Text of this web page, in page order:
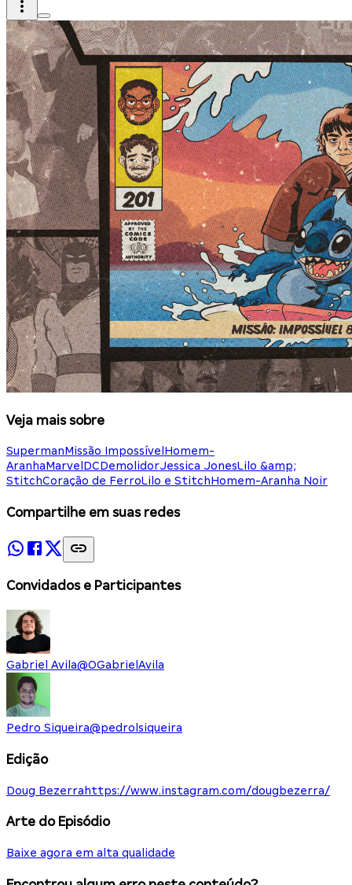
Veja mais sobre
SupermanMissão Impossível Homem-
AranhaMarvel DCDemolidorJessica JonesLilo &amp;
StitchCoração de FerroLilo e StitchHomem-Aranha Noir
Compartilhe em suas redes
Convidados e Participantes
Gabriel Avila@OGabrielAvila
Pedro Siqueira@pedrolsiqueira
Edição
Doug Bezerra https://www.instagram.com/dougbezerra/
Arte do Episódio
Baixe agora em alta qualidade